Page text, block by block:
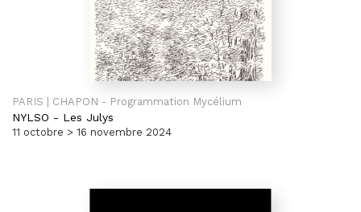
PARIS | CHAPON - Programmation Mycélium
NYLSO - Les Julys
11 octobre > 16 novembre 2024